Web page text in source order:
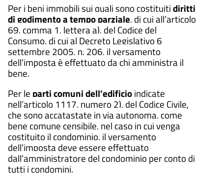
Per i beni immobili sui quali sono costituitidiritti
di godimento a tempo parziale, di cui all’articolo
69, comma 1, lettera a), del Codice del
Consumo, di cui al Decreto Legislativo 6
settembre 2005, n. 206, il versamento
dell’imposta è effettuato da chi amministra il
bene.
Per le parti comuni dell’edificioindicate
nell’articolo 1117, numero 2), del Codice Civile,
che sono accatastate in via autonoma, come
bene comune censibile, nel caso in cui venga
costituito il condominio, il versamento
dell’imposta deve essere effettuato
dall’amministratore del condominio per conto di
tutti i condomini.